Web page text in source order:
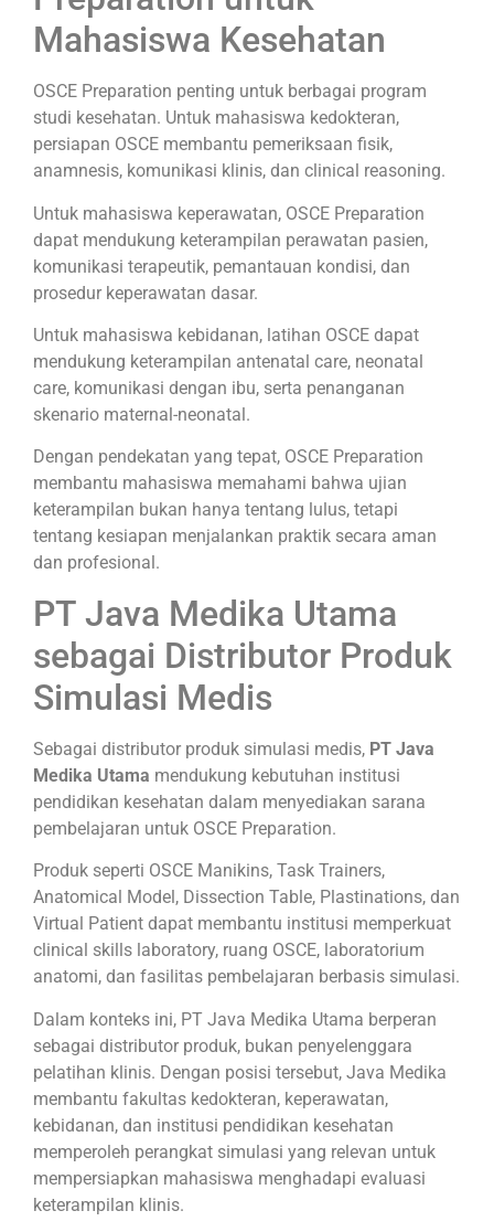
Mahasiswa Kesehatan
OSCE Preparation penting untuk berbagai program
studi kesehatan. Untuk mahasiswa kedokteran,
persiapan OSCE membantu pemeriksaan fisik,
anamnesis, komunikasi klinis, dan clinical reasoning.
Untuk mahasiswa keperawatan, OSCE Preparation
dapat mendukung keterampilan perawatan pasien,
komunikasi terapeutik, pemantauan kondisi, dan
prosedur keperawatan dasar.
Untuk mahasiswa kebidanan, latihan OSCE dapat
mendukung keterampilan antenatal care, neonatal
care, komunikasi dengan ibu, serta penanganan
skenario maternal-neonatal.
Dengan pendekatan yang tepat, OSCE Preparation
membantu mahasiswa memahami bahwa ujian
keterampilan bukan hanya tentang lulus, tetapi
tentang kesiapan menjalankan praktik secara aman
dan profesional.
PT Java Medika Utama
sebagai Distributor Produk
Simulasi Medis
Sebagai distributor produk simulasi medis, PT Java
Medika Utama mendukung kebutuhan institusi
pendidikan kesehatan dalam menyediakan sarana
pembelajaran untuk OSCE Preparation.
Produk seperti OSCE Manikins, Task Trainers,
Anatomical Model, Dissection Table, Plastinations, dan
Virtual Patient dapat membantu institusi memperkuat
clinical skills laboratory, ruang OSCE, laboratorium
anatomi, dan fasilitas pembelajaran berbasis simulasi.
Dalam konteks ini, PT Java Medika Utama berperan
sebagai distributor produk, bukan penyelenggara
pelatihan klinis. Dengan posisi tersebut, Java Medika
membantu fakultas kedokteran, keperawatan,
kebidanan, dan institusi pendidikan kesehatan
memperoleh perangkat simulasi yang relevan untuk
mempersiapkan mahasiswa menghadapi evaluasi
keterampilan klinis.